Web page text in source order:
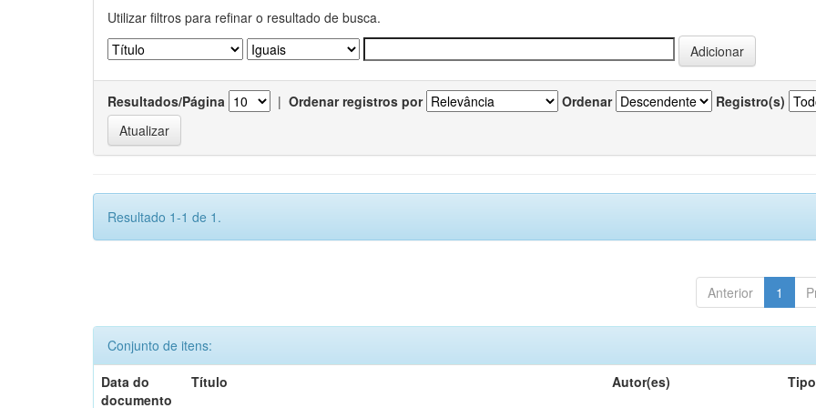
Utilizar filtros para refinar o resultado de busca.
Resultados/Página | Ordenar registros por Ordenar Registro(s)
Resultado 1-1 de 1.
Anterior 1
Conjunto de itens:
Data do
documento
Título Autor(es) Tipo